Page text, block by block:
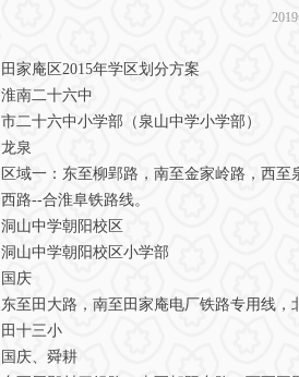
田家庵区2015年学区划分方案
淮南二十六中
市二十六中小学部（泉山中学小学部）
龙泉
区域一：东至柳郢路，南至金家岭路，西
西路--合淮阜铁路线。
洞山中学朝阳校区
洞山中学朝阳校区小学部
国庆
东至田大路，南至田家庵电厂铁路专用线
田十三小
国庆、舜耕